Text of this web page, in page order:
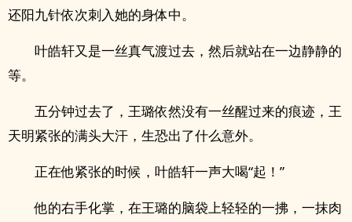
还阳九针依次刺入她的身体中。
叶皓轩又是一丝真气渡过去，然后就站在一边静静的
等。
五分钟过去了，王璐依然没有一丝醒过来的痕迹，王
天明紧张的满头大汗，生恐出了什么意外。
正在他紧张的时候，叶皓轩一声大喝“起！”
他的右手化掌，在王璐的脑袋上轻轻的一拂，一抹肉